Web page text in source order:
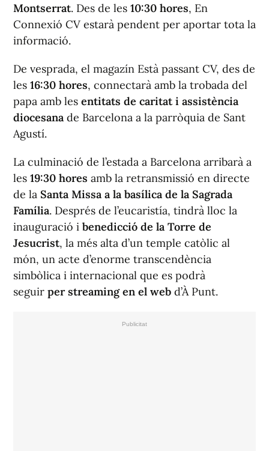
Montserrat. Des de les 10:30 hores, En
Connexió CV estarà pendent per aportar tota la
informació.
De vesprada, el magazín Està passant CV, des de
les 16:30 hores, connectarà amb la trobada del
papa amb les entitats de caritat i assistència
diocesana de Barcelona a la parròquia de Sant
Agustí.
La culminació de l’estada a Barcelona arribarà a
les 19:30 hores amb la retransmissió en directe
de la Santa Missa a la basílica de la Sagrada
Família. Després de l’eucaristía, tindrà lloc la
inauguració i benedicció de la Torre de
Jesucrist, la més alta d’un temple catòlic al
món, un acte d’enorme transcendència
simbòlica i internacional que es podrà
seguir perstreamingen el web d’À Punt.